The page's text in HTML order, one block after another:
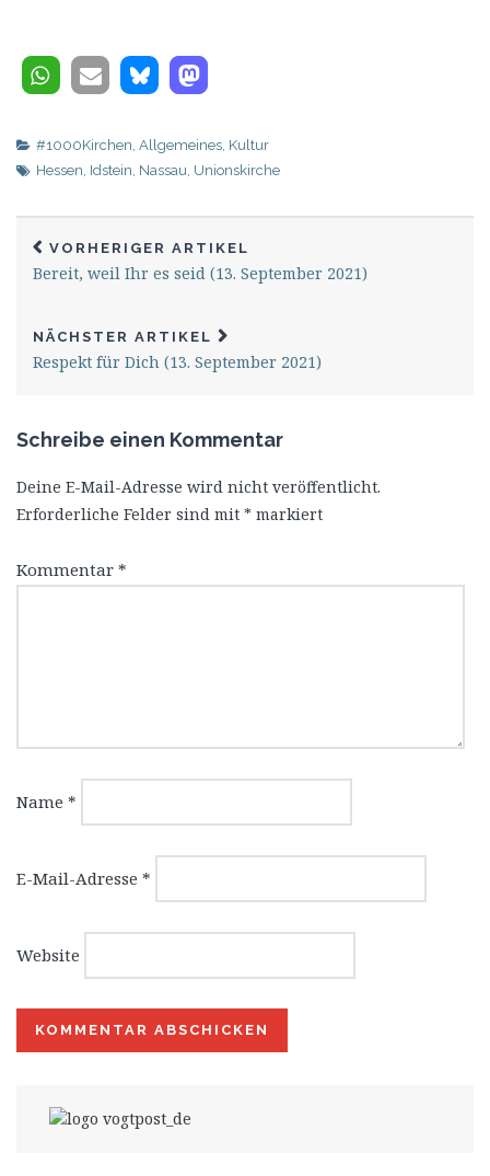
#1000Kirchen, Allgemeines, Kultur
Hessen, Idstein, Nassau, Unionskirche
VORHERIGER ARTIKEL
Bereit, weil Ihr es seid (13. September 2021)
NÄCHSTER ARTIKEL
Respekt für Dich (13. September 2021)
Schreibe einen Kommentar
Deine E-Mail-Adresse wird nicht veröffentlicht.
Erforderliche Felder sind mit * markiert
Kommentar *
Name *
E-Mail-Adresse *
Website